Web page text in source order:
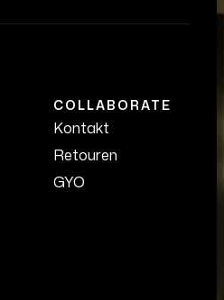
COLLABORATE
Kontakt
Retouren
GYO